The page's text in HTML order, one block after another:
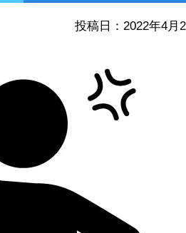
投稿日：2022年4